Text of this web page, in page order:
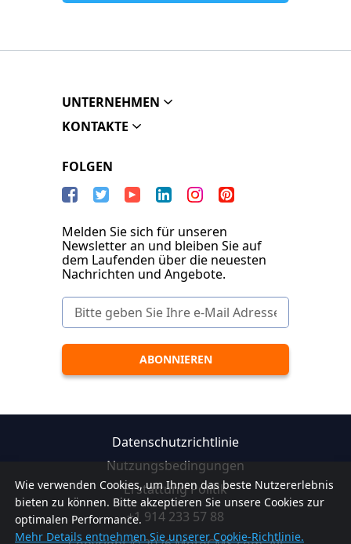
Wie verwenden Cookies, um Ihnen das beste Nutzererlebnis
bieten zu können. Bitte akzeptieren Sie unsere Cookies zur
optimalen Performance.
Mehr Details entnehmen Sie unserer Cookie-Richtlinie.
UNTERNEHMEN
KONTAKTE
FOLGEN
Melden Sie sich für unseren
Newsletter an und bleiben Sie auf
dem Laufenden über die neuesten
Nachrichten und Angebote.
Datenschutzrichtlinie
Nutzungsbedingungen
Erstattung Politik
+1 914 233 57 88